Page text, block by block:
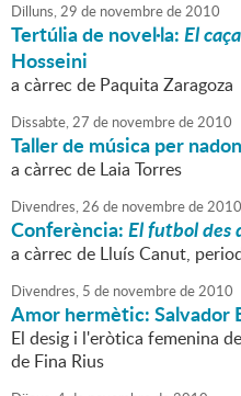
Dilluns,29 de novembrede2010
Tertúlia de novel·la:El
Hosseini
a càrrec de Paquita Zaragoza
Dissabte,27 de novembrede2010
Taller de música per
a càrrec de Laia Torres
Divendres,26 de novembrede2010
Conferència:El futbol des
a càrrec de Lluís Canut,
Divendres, 5 de novembrede2010
Amor hermètic: Salvador
El desig i l'eròtica femenina
de Fina Rius